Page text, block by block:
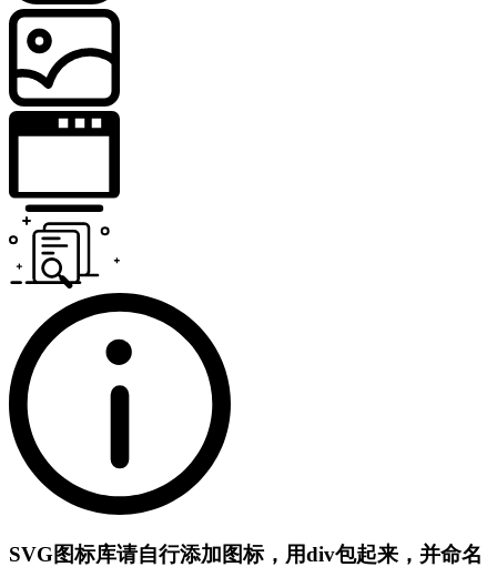
SVG图标库请自行添加图标，用div包起来，并命名